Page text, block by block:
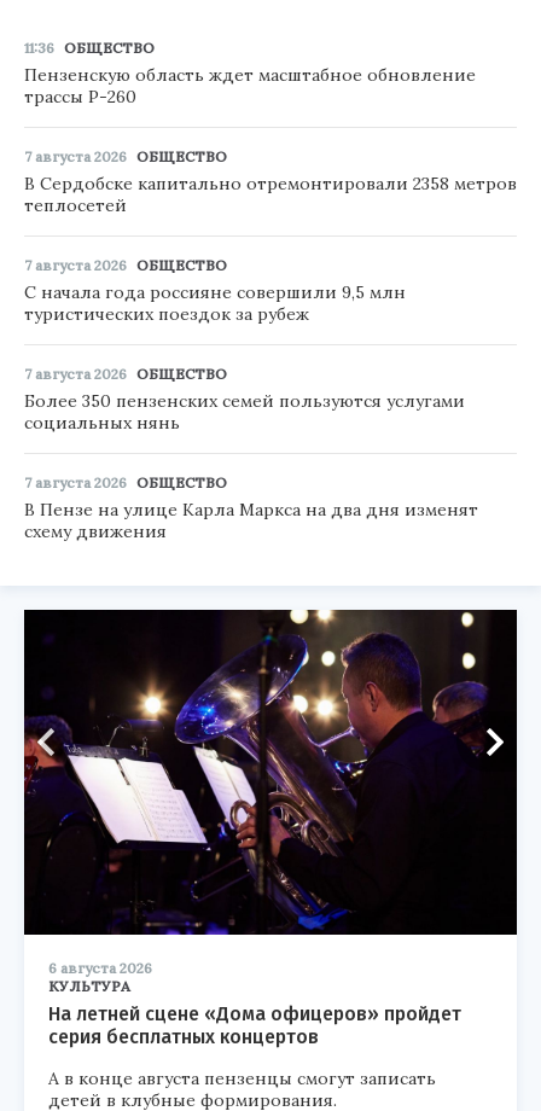
11:36 ОБЩЕСТВО
Пензенскую область ждет масштабное обновление
трассы Р-260
7 августа 2026 ОБЩЕСТВО
В Сердобске капитально отремонтировали 2358 метров
теплосетей
7 августа 2026 ОБЩЕСТВО
С начала года россияне совершили 9,5 млн
туристических поездок за рубеж
7 августа 2026 ОБЩЕСТВО
Более 350 пензенских семей пользуются услугами
социальных нянь
7 августа 2026 ОБЩЕСТВО
В Пензе на улице Карла Маркса на два дня изменят
схему движения
6 августа 2026
КУЛЬТУРА
На летней сцене «Дома офицеров» пройдет
серия бесплатных концертов
А в конце августа пензенцы смогут записать
детей в клубные формирования.